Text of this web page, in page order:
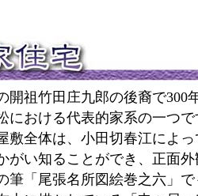
祖竹田庄九郎の後裔で300
における代表的家系の一つで
全体は、小田切春江によっ
がい知ることができ、正面外
筆「尾張名所図絵巻之六」で